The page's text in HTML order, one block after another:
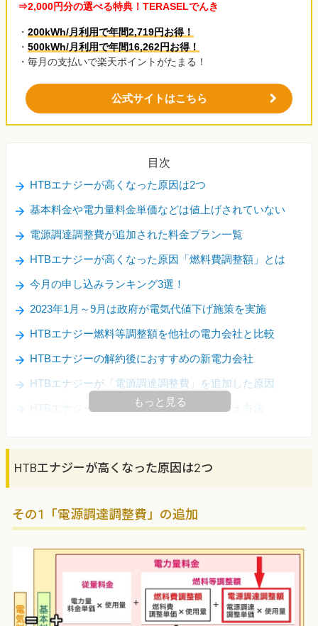
⇒2,000円分の選べる特典！TERASELでんき
・ 200kWh/月利用で年間2,719円お得！
・ 500kWh/月利用で年間16,262円お得！
・毎月の支払いで楽天ポイントがたまる！
公式サイトはこちら
目次
HTBエナジーが高くなった原因は2つ
基本料金や電力量料金単価などは値上げされていない
電源調達調整費が追加された料金プラン一覧
HTBエナジーが高くなった原因「燃料費調整額」とは
今月の申し込みランキング3選！
2023年1月～9月は政府が電気代値下げ施策を実施
HTBエナジー燃料等調整額を他社の電力会社と比較
HTBエナジーの解約後におすすめの新電力会社
HTBエナジーが「電源調達調整費」を追加した原因
HTBエナジーから大手電力会社への乗り換え方法
もっと見る
HTBエナジーが高くなった原因は2つ
その1「電源調達調整費」の追加